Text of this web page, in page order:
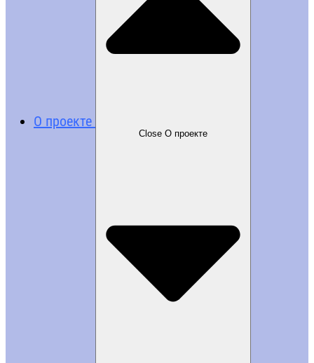
О проекте
Close О проекте